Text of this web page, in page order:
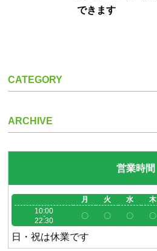
できます
CATEGORY
ARCHIVE
営業時間
月 火 水 木
10:00
-
22:30
〇 〇 〇 〇
日・祝は休業です